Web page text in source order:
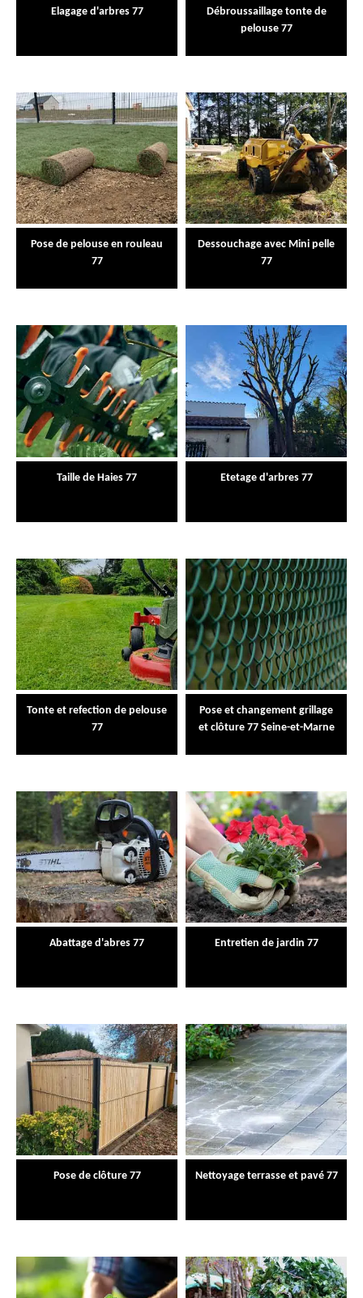
Elagage d'arbres 77
Débroussaillage tonte de
pelouse 77
Pose de pelouse en rouleau
77
Dessouchage avec Mini pelle
77
Taille de Haies 77 Etetage d'arbres 77
Tonte et refection de pelouse
77
Pose et changement grillage
et clôture 77 Seine-et-Marne
Abattage d'abres 77 Entretien de jardin 77
Pose de clôture 77 Nettoyage terrasse et pavé 77